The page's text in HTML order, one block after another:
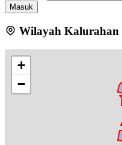
Masuk
Wilayah Kalurahan
+
−